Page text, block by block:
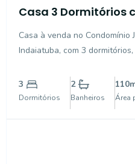
Casa 3 Dormitórios
Casa à venda no Condomínio
Indaiatuba, com 3
segurança. Imagine viver em um condomínio onde
tranquilidade, segurança e
3
Dormitórios
2
Banheiros
110
Área